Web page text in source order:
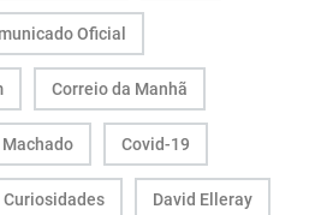
Oficial
Correio da Manhã
Covid-19
Curiosidades David Elleray